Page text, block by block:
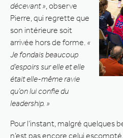
décevant » , observe
Pierre, qui regrette que
son intérieure soit
arrivée hors de forme. «
Je fondais beaucoup
d’espoirs sur elle et elle
était elle-même ravie
qu’on lui confie du
leadership. »
Pour l’instant, malgré quelques
n’est pas encore celui escompté.